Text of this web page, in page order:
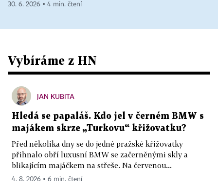
30. 6. 2026 ▪ 4 min. čtení
Vybíráme z HN
JAN KUBITA
Hledá se papaláš. Kdo jel v černém BMW s
majákem skrze „Turkovu“ křižovatku?
Před několika dny se do jedné pražské křižovatky
přihnalo obří luxusní BMW se začerněnými skly a
blikajícím majáčkem na střeše. Na červenou...
4. 8. 2026 ▪ 6 min. čtení